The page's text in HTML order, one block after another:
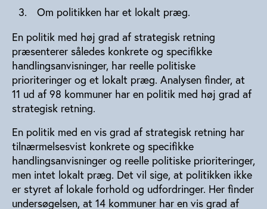
Om politikken har et lokalt præg.
En politik med høj grad af strategisk retning
præsenterer således konkrete og specifikke
handlingsanvisninger, har reelle politiske
prioriteringer og et lokalt præg. Analysen finder, at
11 ud af 98 kommuner har en politik med høj grad af
strategisk retning.
En politik med en vis grad af strategisk retning har
tilnærmelsesvist konkrete og specifikke
handlingsanvisninger og reelle politiske prioriteringer,
men intet lokalt præg. Det vil sige, at politikken ikke
er styret af lokale forhold og udfordringer. Her finder
undersøgelsen, at 14 kommuner har en vis grad af